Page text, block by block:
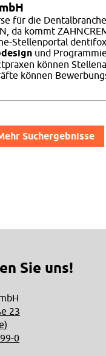
für die
da kommt
Stellenportal
und
können
können
Suchergebnisse
Sie uns!
23
0